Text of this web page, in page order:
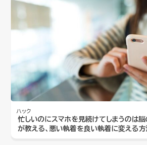
ハック
忙しいのにスマホを見続けてしまうのは脳
が教える、悪い執着を良い執着に変える方